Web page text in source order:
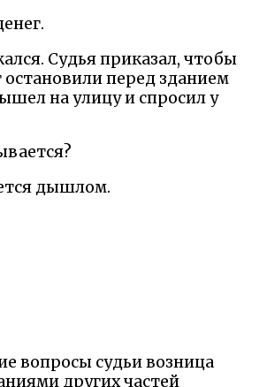
Судья приказал, чтобы
перед зданием
на улицу и спросил у
дышлом.
вопросы судьи возница
других частей